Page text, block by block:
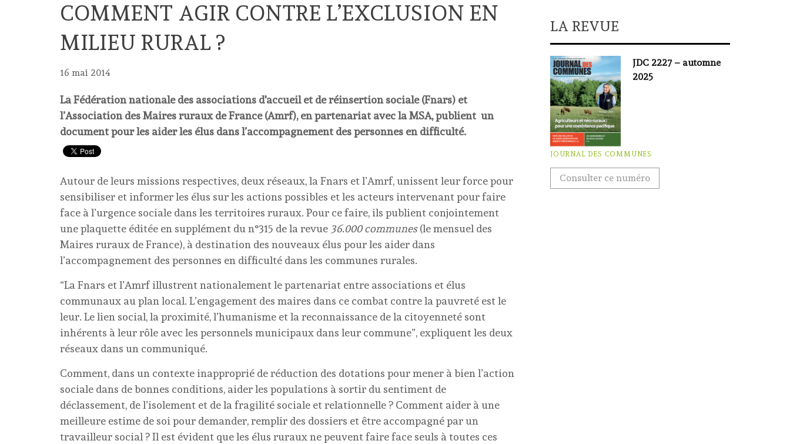
COMMENT AGIR CONTRE L’EXCLUSION EN
MILIEU RURAL ?
16 mai 2014
La Fédération nationale des associations d'accueil et de réinsertion sociale (Fnars) et
l’Association des Maires ruraux de France (Amrf), en partenariat avec la MSA, publient un
document pour les aider les élus dans l’accompagnement des personnes en difficulté.
Autour de leurs missions respectives, deux réseaux, la Fnars et l’Amrf, unissent leur force pour
sensibiliser et informer les élus sur les actions possibles et les acteurs intervenant pour faire
face à l’urgence sociale dans les territoires ruraux. Pour ce faire, ils publient conjointement
une plaquette éditée en supplément du n°315 de la revue 36.000 communes(le mensuel des
Maires ruraux de France), à destination des nouveaux élus pour les aider dans
l’accompagnement des personnes en difficulté dans les communes rurales.
“La Fnars et l’Amrf illustrent nationalement le partenariat entre associations et élus
communaux au plan local. L’engagement des maires dans ce combat contre la pauvreté est le
leur. Le lien social, la proximité, l’humanisme et la reconnaissance de la citoyenneté sont
inhérents à leur rôle avec les personnels municipaux dans leur commune”, expliquent les deux
réseaux dans un communiqué.
Comment, dans un contexte inapproprié de réduction des dotations pour mener à bien l’action
sociale dans de bonnes conditions, aider les populations à sortir du sentiment de
déclassement, de l’isolement et de la fragilité sociale et relationnelle ? Comment aider à une
meilleure estime de soi pour demander, remplir des dossiers et être accompagné par un
travailleur social ? Il est évident que les élus ruraux ne peuvent faire face seuls à toutes ces
LA REVUE
JDC 2227 – automne
2025
JOURNAL DES COMMUNES
Consulter ce numéro